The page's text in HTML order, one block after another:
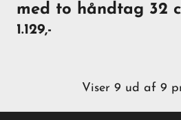
med to håndtag 32
1.129,-
Viser 9 ud af 9